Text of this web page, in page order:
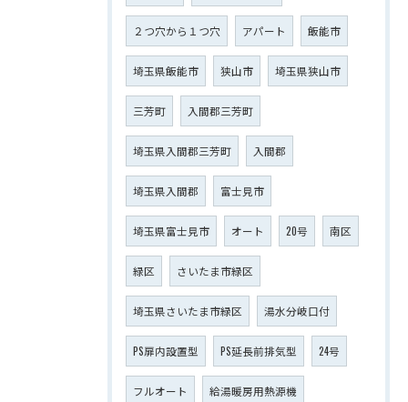
２つ穴から１つ穴 アパート 飯能市
埼玉県飯能市 狭山市 埼玉県狭山市
三芳町 入間郡三芳町
埼玉県入間郡三芳町 入間郡
埼玉県入間郡 富士見市
埼玉県富士見市 オート 20号 南区
緑区 さいたま市緑区
埼玉県さいたま市緑区 湯水分岐口付
PS扉内設置型 PS延長前排気型 24号
フルオート 給湯暖房用熱源機